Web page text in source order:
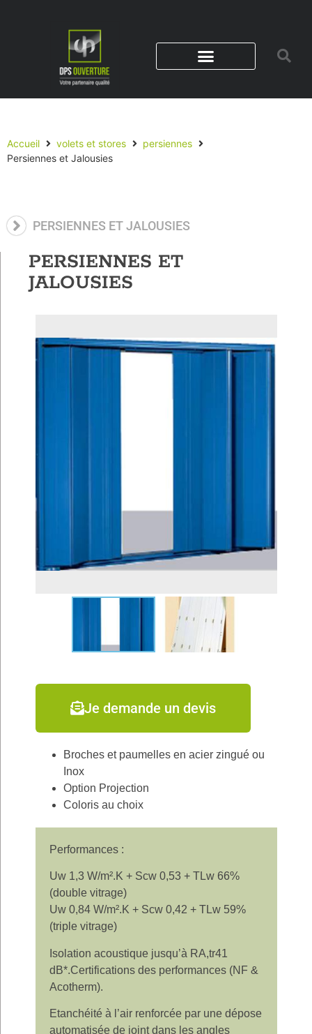
Accueil volets et stores
persiennes
Persiennes et Jalousies
PERSIENNES ET JALOUSIES
PERSIENNES ET
JALOUSIES
Je demande un devis
Broches et paumelles en acier zingué ou
Inox
Option Projection
Coloris au choix
Performances :
Uw 1,3 W/m².K + Scw 0,53 + TLw 66%
(double vitrage)
Uw 0,84 W/m².K + Scw 0,42 + TLw 59%
(triple vitrage)
Isolation acoustique jusqu’à RA,tr41
dB*.Certifications des performances (NF &
Acotherm).
Etanchéité à l’air renforcée par une dépose
automatisée de joint dans les angles